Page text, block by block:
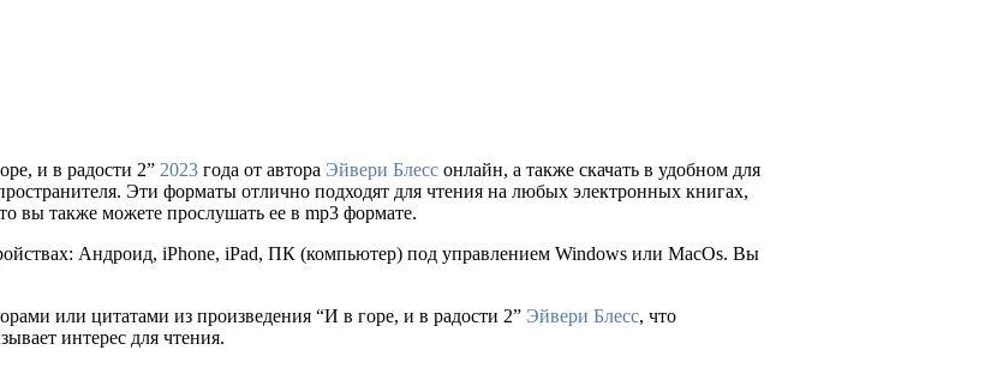
и в радости 2” 2023 года от автора Эйвери Блесс онлайн, а также скачать в удобном для
Эти форматы отлично подходят для чтения на любых электронных книгах,
вы также можете прослушать ее в mp3 формате.
Андроид, iPhone, iPad, ПК (компьютер) под управлением Windows или MacOs. Вы
или цитатами из произведения “И в горе, и в радости 2” Эйвери Блесс, что
интерес для чтения.